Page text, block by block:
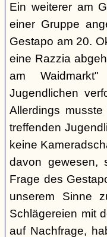
Ein weiterer am
einer Gruppe
Gestapo am 20.
eine Razzia
am
Jugendlichen
Allerdings
treffenden
keine
davon gewesen,
Frage des
unserem Sinne
Schlägereien mit
auf Nachfrage,